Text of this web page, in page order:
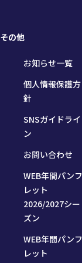
その他
お知らせ一覧
個人情報保護方
針
SNSガイドライ
ン
お問い合わせ
WEB年間パンフ
レット
2026/2027シー
ズン
WEB年間パンフ
レット